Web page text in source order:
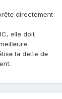
directement
elle doit
la dette de